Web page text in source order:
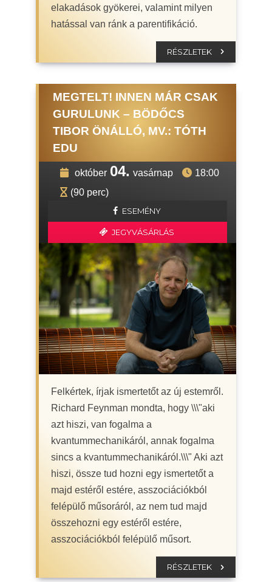
elakadások gyökerei, valamint milyen
hatással van ránk a parentifikáció.
RÉSZLETEK
MEGTELT! INNEN MÁR CSAK
GURULUNK – BÖDŐCS
TIBOR ÖNÁLLÓ, MV.: TÓTH
EDU
október 04. vasárnap
18:00
(90 perc)
ESEMÉNY
JEGYVÁSÁRLÁS
Felkértek, írjak ismertetőt az új estemről.
Richard Feynman mondta, hogy \\\"aki
azt hiszi, van fogalma a
kvantummechanikáról, annak fogalma
sincs a kvantummechanikáról.\\\" Aki azt
hiszi, össze tud hozni egy ismertetőt a
majd estéről estére, asszociációkból
felépülő műsoráról, az nem tud majd
összehozni egy estéről estére,
asszociációkból felépülő műsort.
RÉSZLETEK